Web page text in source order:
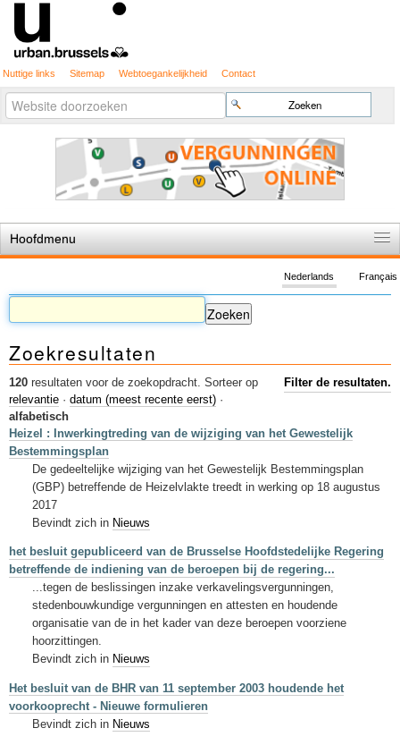
Nuttige links Sitemap Webtoegankelijkheid Contact
Zoek
Geavanceerd
zoeken...
Hoofdmenu
De spelregels
Stedenbouwkundige vergunning
Cartografie
Studies en publicaties
Sleutelwoorden
Stedenbouwkundige inlichtingen
Français
Nederlands
Zoekresultaten
120 resultaten voor de zoekopdracht. Filter de resultaten.
Sorteer op
relevantie · datum (meest recente eerst) ·
alfabetisch
Heizel : Inwerkingtreding van de wijziging van het Gewestelijk
Bestemmingsplan
De gedeeltelijke wijziging van het Gewestelijk Bestemmingsplan
(GBP) betreffende de Heizelvlakte treedt in werking op 18 augustus
2017
Bevindt zich in Nieuws
het besluit gepubliceerd van de Brusselse Hoofdstedelijke Regering
betreffende de indiening van de beroepen bij de regering...
...tegen de beslissingen inzake verkavelingsvergunningen,
stedenbouwkundige vergunningen en attesten en houdende
organisatie van de in het kader van deze beroepen voorziene
hoorzittingen.
Bevindt zich in Nieuws
Het besluit van de BHR van 11 september 2003 houdende het
voorkooprecht - Nieuwe formulieren
Bevindt zich in Nieuws